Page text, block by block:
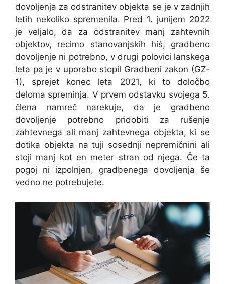
dovoljenja za odstranitev objekta se je v zadnjih
letih nekoliko spremenila. Pred 1. junijem 2022
je veljalo, da za odstranitev manj zahtevnih
objektov, recimo stanovanjskih hiš, gradbeno
dovoljenje ni potrebno, v drugi polovici lanskega
leta pa je v uporabo stopil Gradbeni zakon (GZ-
1), sprejet konec leta 2021, ki to določbo
deloma spreminja. V prvem odstavku svojega 5.
člena namreč narekuje, da je gradbeno
dovoljenje potrebno pridobiti za rušenje
zahtevnega ali manj zahtevnega objekta, ki se
dotika objekta na tuji sosednji nepremičnini ali
stoji manj kot en meter stran od njega. Če ta
pogoj ni izpolnjen, gradbenega dovoljenja še
vedno ne potrebujete.